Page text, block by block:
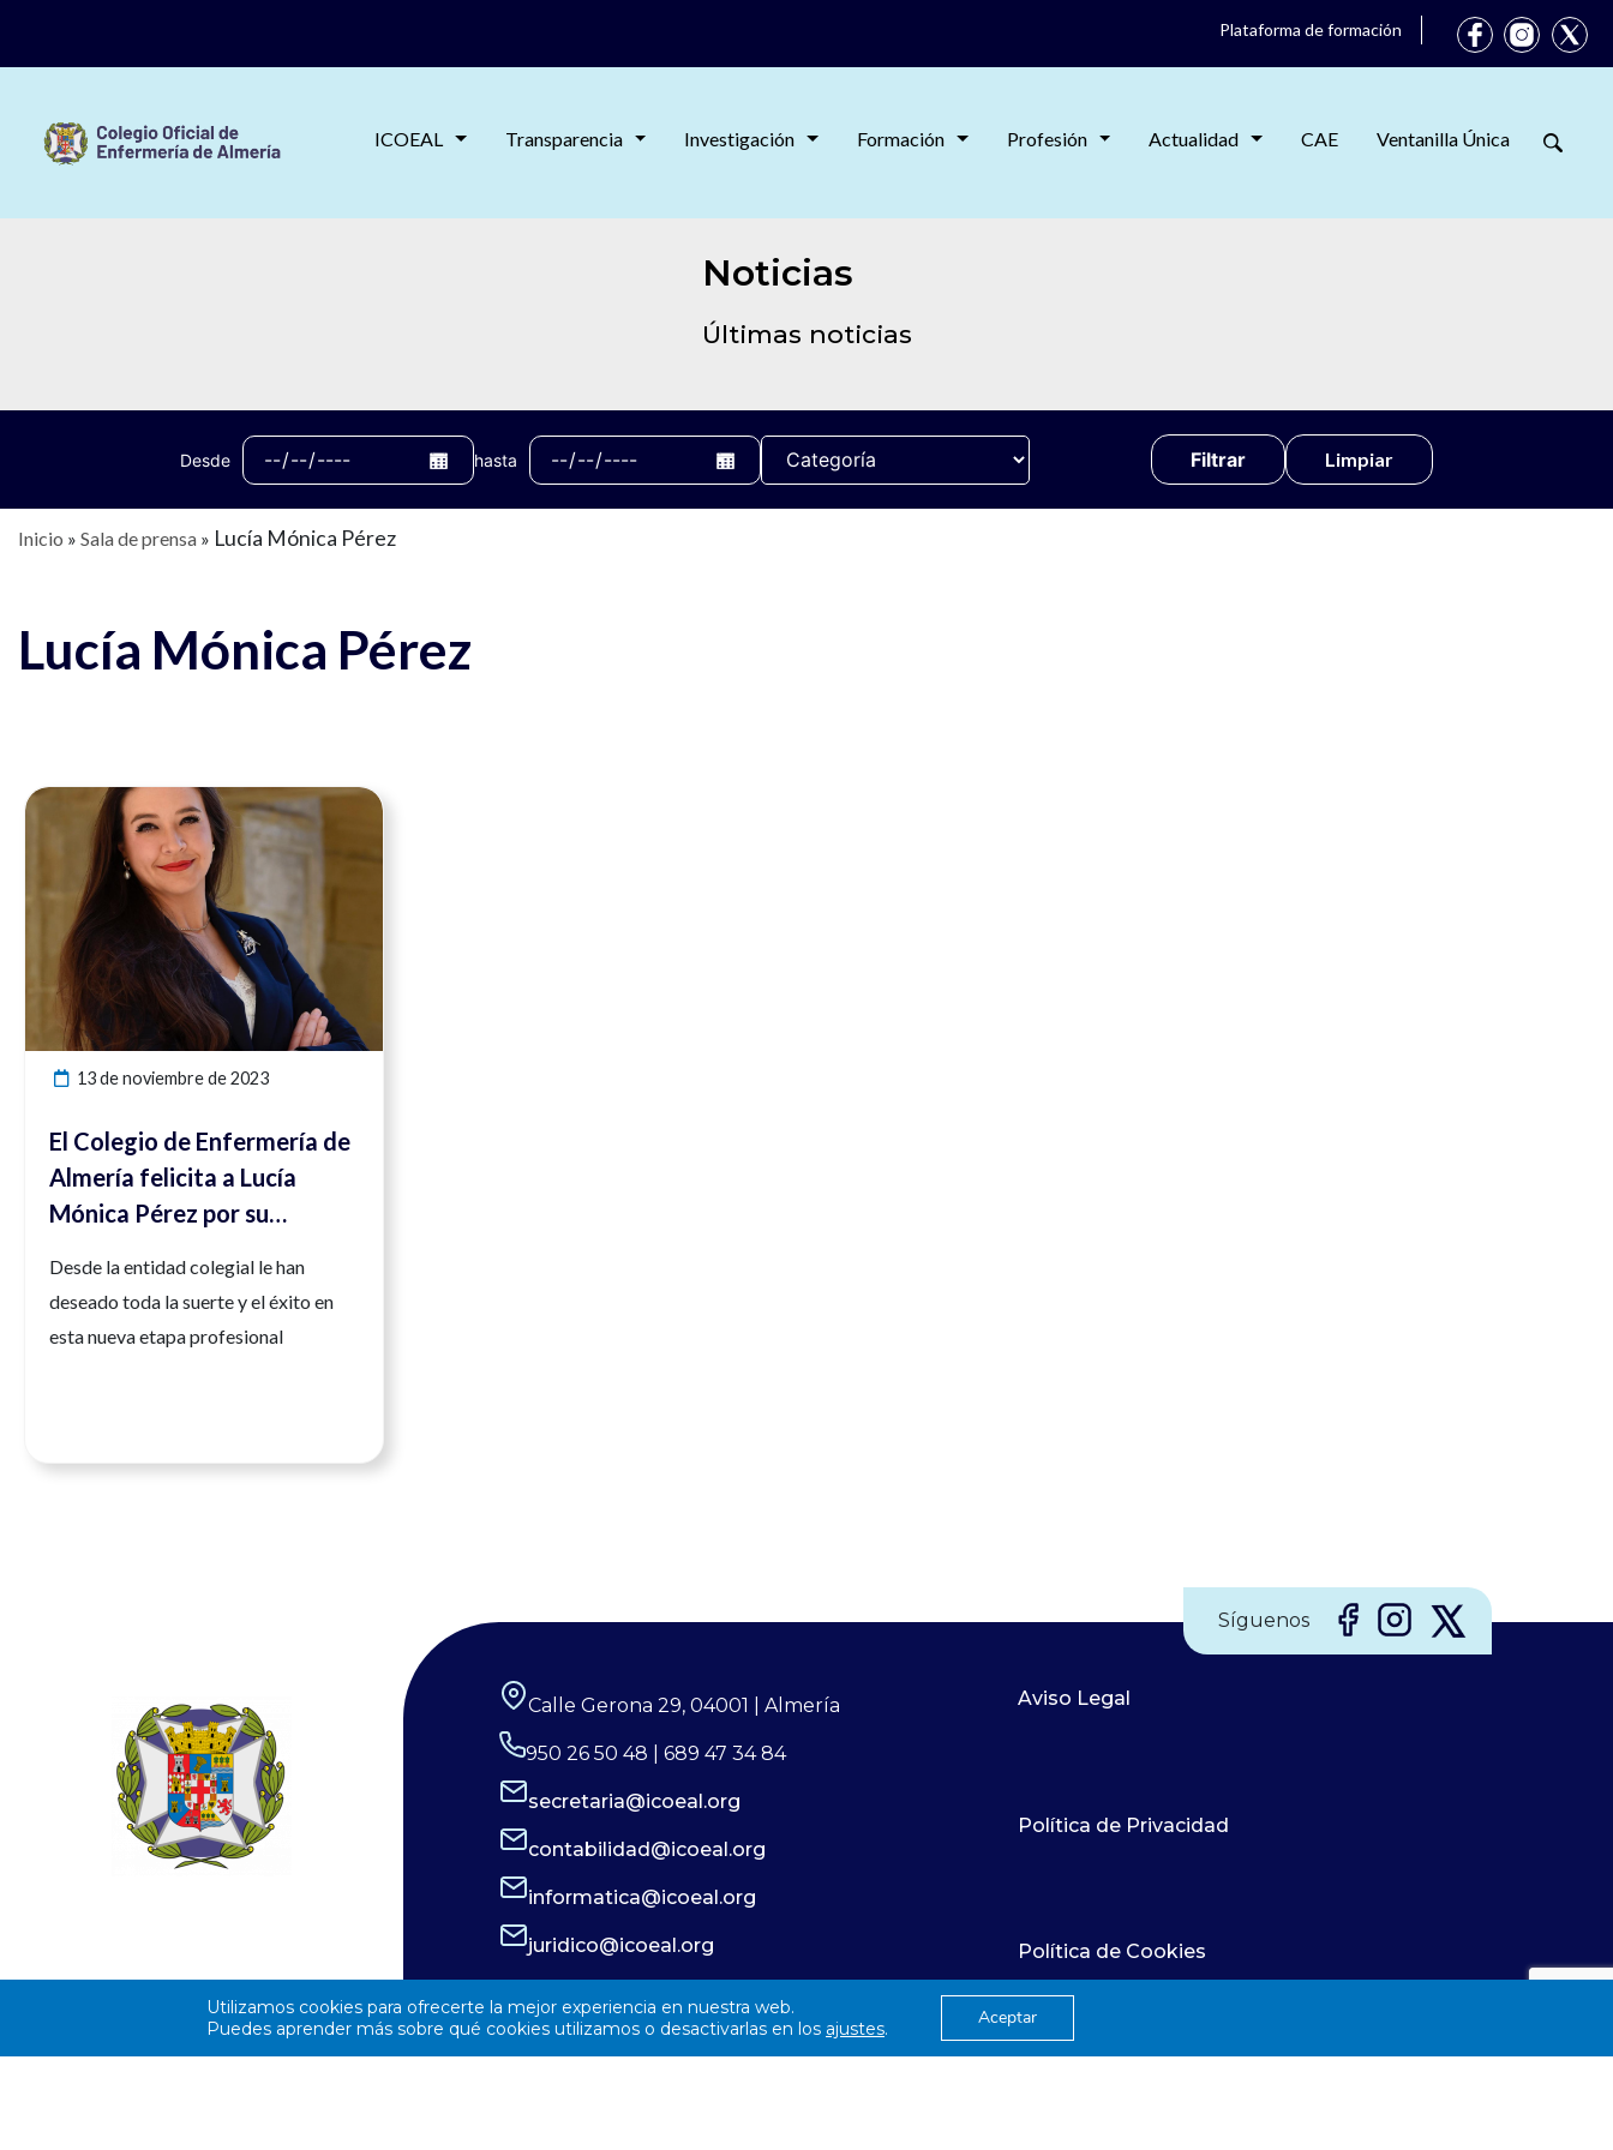
Plataforma de formación
ICOEAL Transparencia Investigación Formación Profesión Actualidad CAE Ventanilla Única
Noticias
Últimas noticias
Desde hasta Limpiar
Inicio » Sala de prensa » Lucía Mónica Pérez
Lucía Mónica Pérez
13 de noviembre de 2023
El Colegio de Enfermería de
Almería felicita a Lucía
Mónica Pérez por su
directora de Estrategia de
Cuidados de Andalucía
Desde la entidad colegial le han
deseado toda la suerte y el éxito en
esta nueva etapa profesional
Ver noticia
Síguenos
Calle Gerona 29, 04001 | Almería
950 26 50 48 | 689 47 34 84
secretaria@icoeal.org
contabilidad@icoeal.org
informatica@icoeal.org
juridico@icoeal.org
Aviso Legal
Política de Privacidad
Política de Cookies
© 2026 Colegío Oficial de Enfermería Almería
Utilizamos cookies para ofrecerte la mejor experiencia en nuestra web.
Puedes aprender más sobre qué cookies utilizamos o desactivarlas en los ajustes. Aceptar